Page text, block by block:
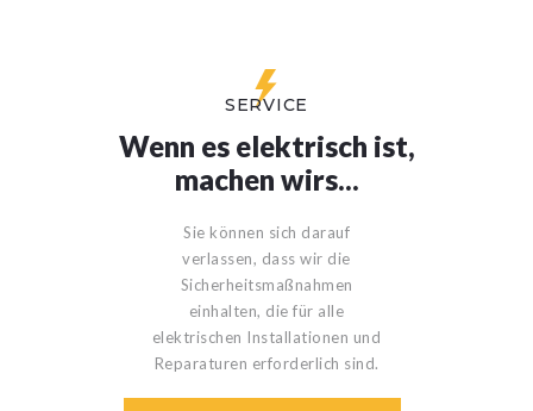
SERVICE
Wenn es elektrisch ist,
machen wirs...
Sie können sich darauf
verlassen, dass wir die
Sicherheitsmaßnahmen
einhalten, die für alle
elektrischen Installationen und
Reparaturen erforderlich sind.